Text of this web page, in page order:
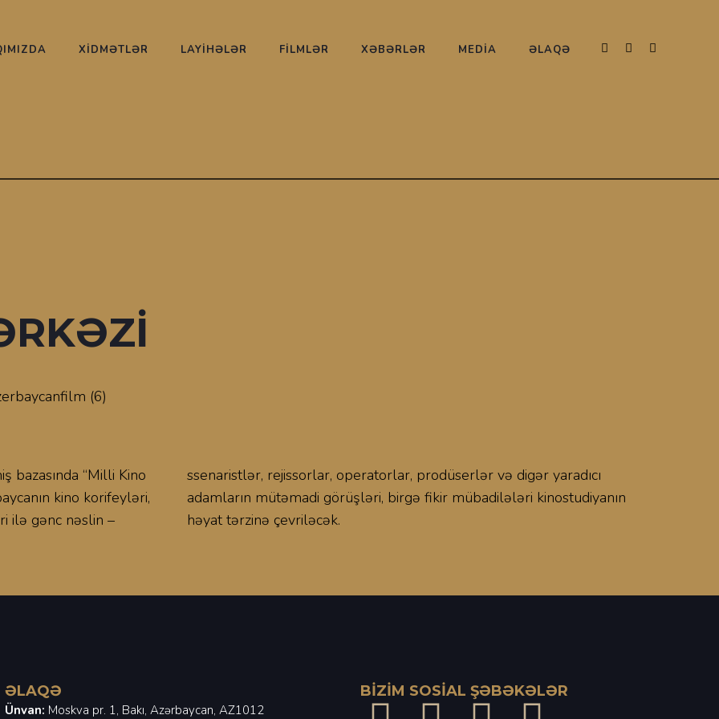
XİDMƏTLƏR LAYİHƏLƏR FİLMLƏR XƏBƏRLƏR MEDİA ƏLAQƏ
bazasında “Milli Kino
kino korifeyləri,
ilə gənc nəslin –
və digər yaradıcı
kinostudiyanın
həyat tərzinə çevriləcək.
ƏLAQƏ
Ünvan: Moskva pr. 1, Bakı, Azərbaycan, AZ1012
BİZIM SOSİAL ŞƏBƏKƏLƏR